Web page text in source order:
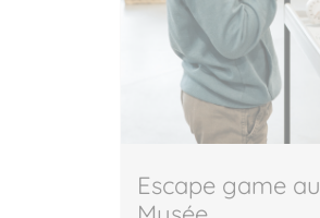
Escape game au